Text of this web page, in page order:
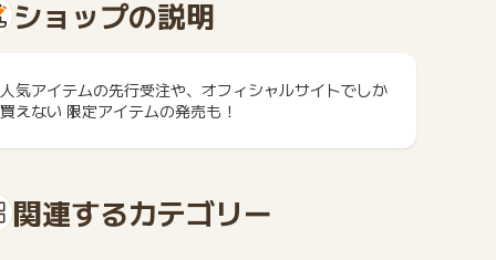
ショップの説明
人気アイテムの先行受注や、オフィシャルサイトでしか
買えない 限定アイテムの発売も！
関連するカテゴリー